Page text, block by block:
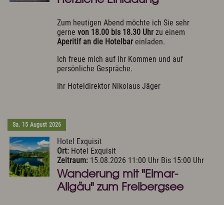
Zum heutigen Abend möchte ich Sie sehr
gerne von 18.00 bis 18.30 Uhrzu einem
Aperitif an die Hotelbareinladen.
Ich freue mich auf Ihr Kommen und auf
persönliche Gespräche.
Ihr Hoteldirektor Nikolaus Jäger
Sa. 15 August 2026
Hotel Exquisit
Ort: Hotel Exquisit
Zeitraum: 15.08.2026 11:00 Uhr Bis 15:00 Uhr
Wanderung mit "Elmar-
Allgäu" zum Freibergsee